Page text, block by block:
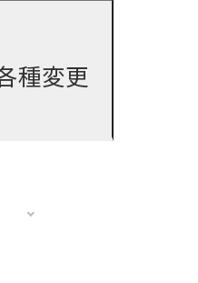
種変更